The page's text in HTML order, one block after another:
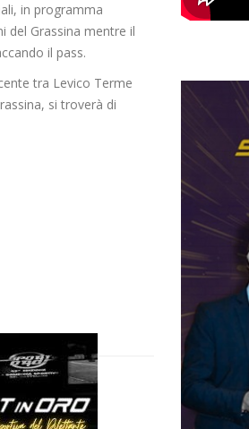
in programma
del Grassina mentre il
il pass.
tra Levico Terme
si troverà di
Dilettanti